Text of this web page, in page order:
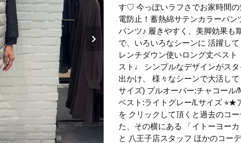
す♡ 今っぽいラフさでお家時間
電防止！蓄熱綿サテンカラーパ
パンツ♪ 履きやすく、美脚効果
で、いろいろなシーンに 活躍し
レンチダウン使いロング丈ベス
スト♩ シンプルなデザインがス
出かけ、 様々なシーンで大活し
サイズ) プルオーバー:チャコール
ベスト:ライトグレー/Lサイズ ⭐︎★
を クリックして頂くと過去のコ
た、その横にある 「イトーヨー
と 八王子店スタッフ ほかのコ